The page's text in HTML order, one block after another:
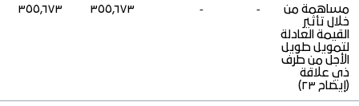
مساهمة من
خلال تأثير
القيمة العادلة
لتمويل طويل
الأجل من طرف
ذي علاقة
(إيضاح ٢٣)
‑
‑ ٣٥٥,٦٧٣ ٣٥٥,٦٧٣